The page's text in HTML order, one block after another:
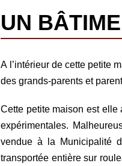
UN
A l’intérieur de cette petite
des grands-parents et
Cette petite maison est elle
expérimentales.
vendue à la Municipalité
transportée entière sur